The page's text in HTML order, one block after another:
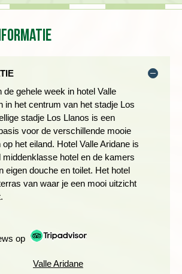
we de bus terug naar Los Llanos.
uur
vrije dag
de gehele week in hotel Valle
in het centrum van het stadje Los
stadje Los Llanos is een
voor de verschillende mooie
het eiland. Hotel Valle Aridane is
middenklasse hotel en de kamers
eigen douche en toilet. Het hotel
van waar je een mooi uitzicht
op
Valle Aridane